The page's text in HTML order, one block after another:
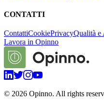
CONTATTI
ContattiCookiePrivacyQualità e
Lavora in Opinno
© 2026 Opinno. All rights